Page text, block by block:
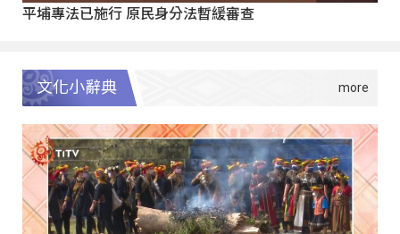
平埔專法已施行 原民身分法暫緩審查
文化小辭典